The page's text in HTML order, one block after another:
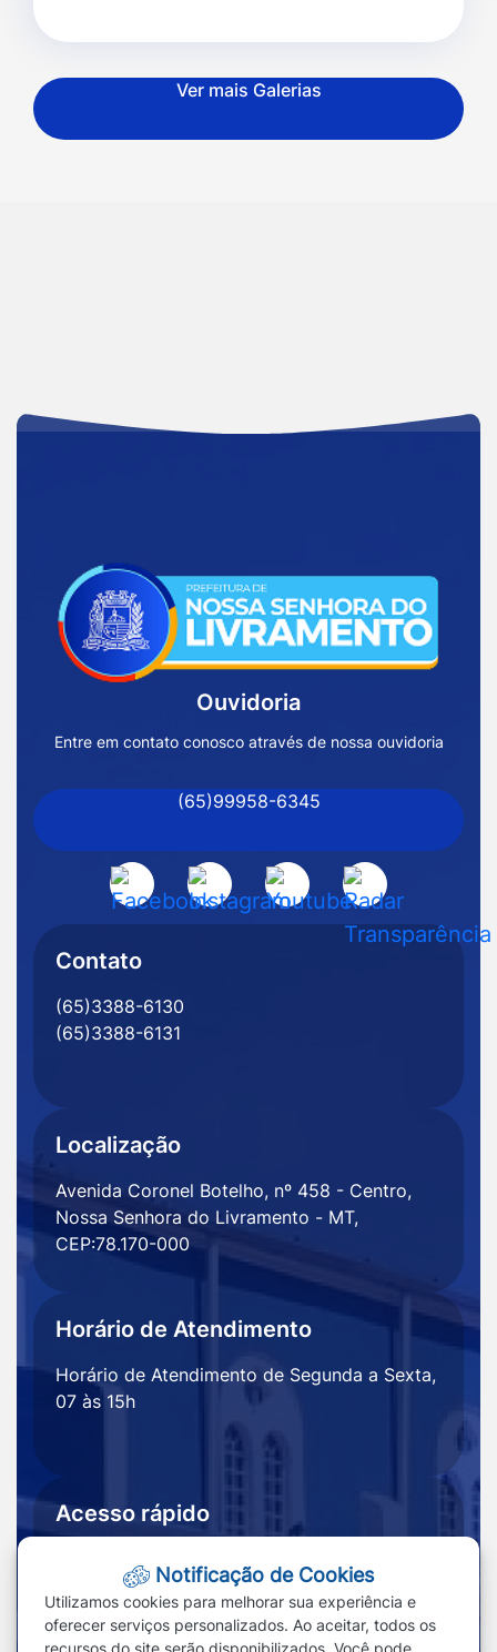
Ver mais Galerias
Acessar
Página
Inicial
de
Senhora
do
Livramento
MT
Acessar
a
Social
Facebook
Acessar
a
Acessar
a
Acessar
a
Rede
Ouvidoria
Entre em contato conosco através de nossa ouvidoria
(65)99958-6345
Contato
(65)3388-6130
(65)3388-6131
Localização
Avenida Coronel Botelho, nº 458 - Centro,
Nossa Senhora do Livramento - MT,
CEP:78.170-000
Horário de Atendimento
Horário de Atendimento de Segunda a Sexta,
07 às 15h
Acesso rápido
Transparência
Redefinir cookies
Notificação de Cookies
Utilizamos cookies para melhorar sua experiência e
oferecer serviços personalizados. Ao aceitar, todos os
recursos do site serão disponibilizados. Você pode